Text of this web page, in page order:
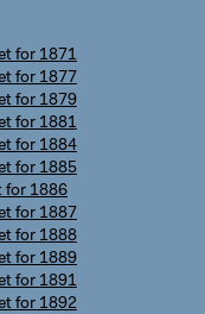
for 1871
for 1877
for 1879
for 1881
for 1884
for 1885
for 1886
for 1887
for 1888
for 1889
for 1891
for 1892